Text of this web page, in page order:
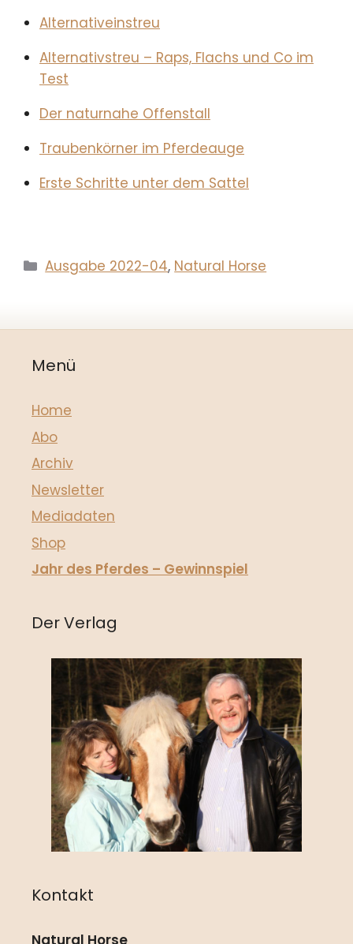
Alternativeinstreu
Alternativstreu – Raps, Flachs und Co im
Test
Der naturnahe Offenstall
Traubenkörner im Pferdeauge
Erste Schritte unter dem Sattel
Kategorien
Ausgabe 2022-04, Natural Horse
Menü
Home
Abo
Archiv
Newsletter
Mediadaten
Shop
Jahr des Pferdes – Gewinnspiel
Der Verlag
Kontakt